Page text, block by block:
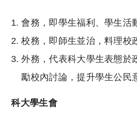
會務，即學生福利、學生活
校務，即師生並治，料理校
外務，代表科大學生表態於
勵校內討論，提升學生公民
科大學生會